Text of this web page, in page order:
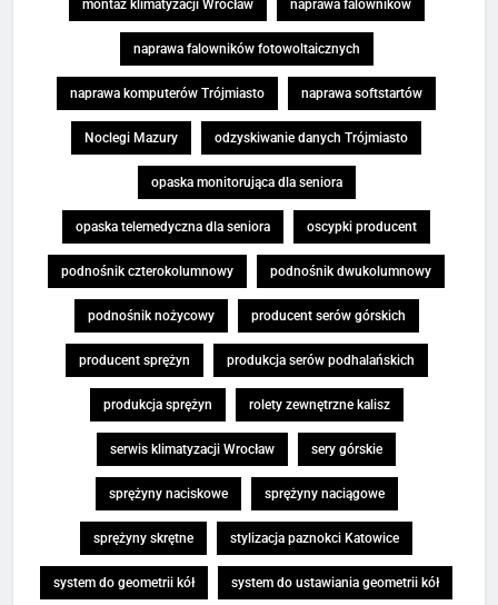
montaż klimatyzacji Wrocław naprawa falowników
naprawa falowników fotowoltaicznych
naprawa komputerów Trójmiasto naprawa softstartów
Noclegi Mazury odzyskiwanie danych Trójmiasto
opaska monitorująca dla seniora
opaska telemedyczna dla seniora oscypki producent
podnośnik czterokolumnowy podnośnik dwukolumnowy
podnośnik nożycowy producent serów górskich
producent sprężyn produkcja serów podhalańskich
produkcja sprężyn rolety zewnętrzne kalisz
serwis klimatyzacji Wrocław sery górskie
sprężyny naciskowe sprężyny naciągowe
sprężyny skrętne stylizacja paznokci Katowice
system do geometrii kół system do ustawiania geometrii kół